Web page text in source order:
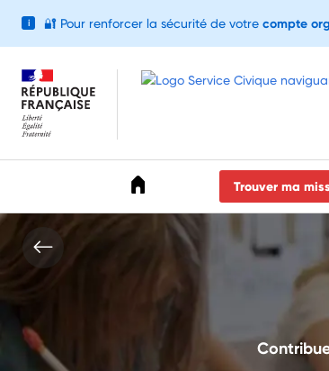
Trouver ma
i 🔐 Pour renforcer la sécurité de votre compte